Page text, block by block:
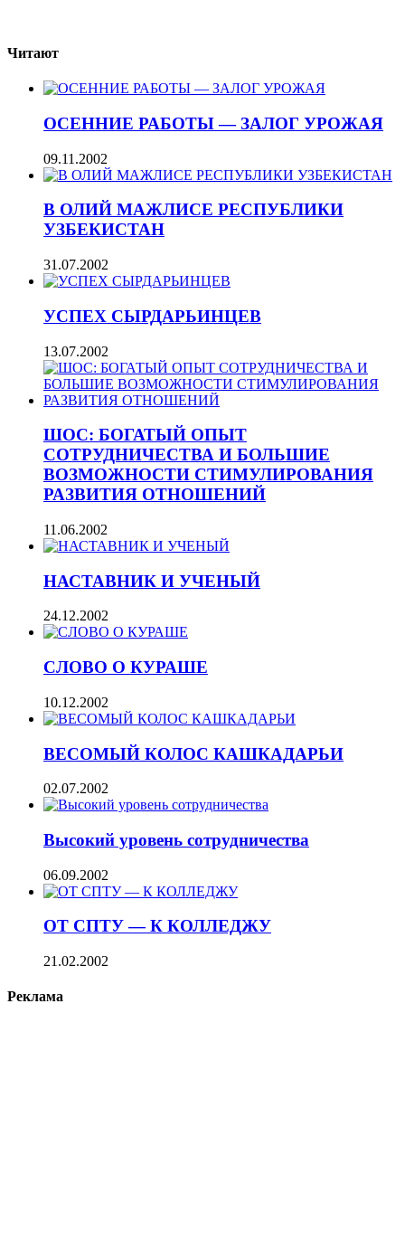
Читают
ОСЕННИЕ РАБОТЫ — ЗАЛОГ УРОЖАЯ
09.11.2002
В ОЛИЙ МАЖЛИСЕ РЕСПУБЛИКИ
УЗБЕКИСТАН
31.07.2002
УСПЕХ СЫРДАРЬИНЦЕВ
13.07.2002
ШОС: БОГАТЫЙ ОПЫТ
СОТРУДНИЧЕСТВА И БОЛЬШИЕ
ВОЗМОЖНОСТИ СТИМУЛИРОВАНИЯ
РАЗВИТИЯ ОТНОШЕНИЙ
11.06.2002
НАСТАВНИК И УЧЕНЫЙ
24.12.2002
СЛОВО О КУРАШЕ
10.12.2002
ВЕСОМЫЙ КОЛОС КАШКАДАРЬИ
02.07.2002
Высокий уровень сотрудничества
06.09.2002
ОТ СПТУ — К КОЛЛЕДЖУ
21.02.2002
Реклама